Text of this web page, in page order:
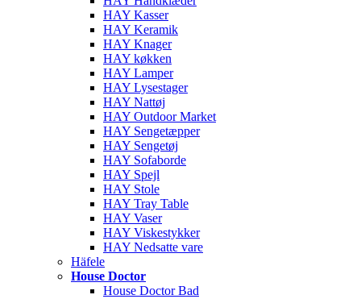
HAY Kasser
HAY Keramik
HAY Knager
HAY køkken
HAY Lamper
HAY Lysestager
HAY Nattøj
HAY Outdoor Market
HAY Sengetæpper
HAY Sengetøj
HAY Sofaborde
HAY Spejl
HAY Stole
HAY Tray Table
HAY Vaser
HAY Viskestykker
HAY Nedsatte vare
Häfele
House Doctor
House Doctor Bad